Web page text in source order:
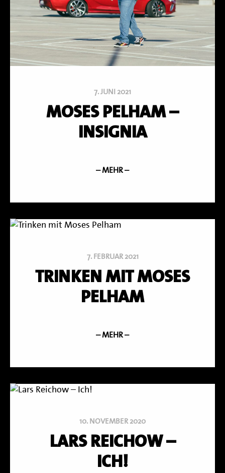
7. JUNI 2021
MOSES PELHAM –
INSIGNIA
– MEHR –
7. FEBRUAR 2021
TRINKEN MIT MOSES
PELHAM
– MEHR –
10. NOVEMBER 2020
LARS REICHOW –
ICH!